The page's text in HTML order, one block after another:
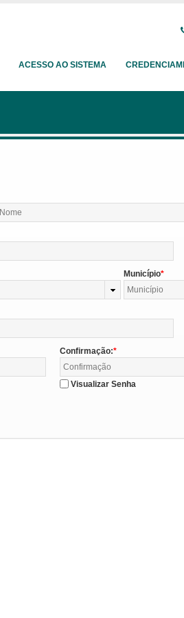
ACESSO AO SISTEMA
Município
Confirmação:
Visualizar Senha